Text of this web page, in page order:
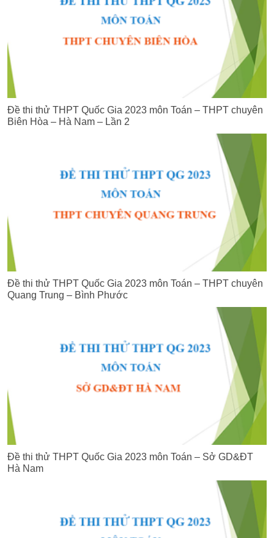
Đề thi thử THPT Quốc Gia 2023 môn Toán – THPT chuyên
Biên Hòa – Hà Nam – Lần 2
Đề thi thử THPT Quốc Gia 2023 môn Toán – THPT chuyên
Quang Trung – Bình Phước
Đề thi thử THPT Quốc Gia 2023 môn Toán – Sở GD&ĐT
Hà Nam